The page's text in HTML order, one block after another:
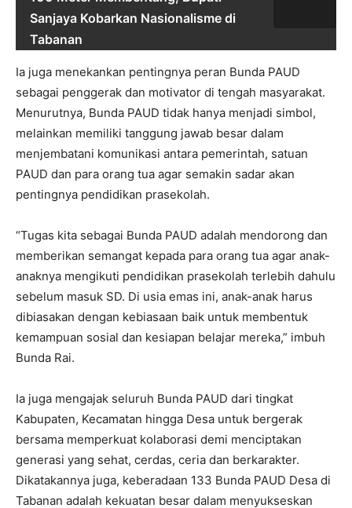
Sanjaya Kobarkan Nasionalisme di
Tabanan
Ia juga menekankan pentingnya peran Bunda PAUD
sebagai penggerak dan motivator di tengah masyarakat.
Menurutnya, Bunda PAUD tidak hanya menjadi simbol,
melainkan memiliki tanggung jawab besar dalam
menjembatani komunikasi antara pemerintah, satuan
PAUD dan para orang tua agar semakin sadar akan
pentingnya pendidikan prasekolah.
“Tugas kita sebagai Bunda PAUD adalah mendorong dan
memberikan semangat kepada para orang tua agar anak-
anaknya mengikuti pendidikan prasekolah terlebih dahulu
sebelum masuk SD. Di usia emas ini, anak-anak harus
dibiasakan dengan kebiasaan baik untuk membentuk
kemampuan sosial dan kesiapan belajar mereka,” imbuh
Bunda Rai.
Ia juga mengajak seluruh Bunda PAUD dari tingkat
Kabupaten, Kecamatan hingga Desa untuk bergerak
bersama memperkuat kolaborasi demi menciptakan
generasi yang sehat, cerdas, ceria dan berkarakter.
Dikatakannya juga, keberadaan 133 Bunda PAUD Desa di
Tabanan adalah kekuatan besar dalam menyukseskan